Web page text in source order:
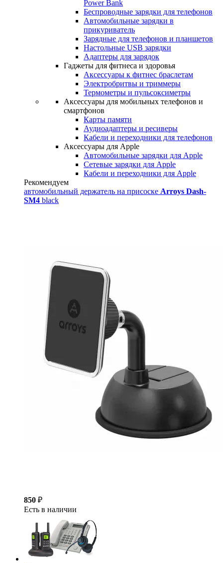
Power Bank
Беспроводные зарядки для телефонов
Автомобильные зарядки в
прикуриватель
Зарядные для телефонов и планшетов
Настольные USB зарядки
Адаптеры для зарядок
Гаджеты для фитнеса и здоровья
Аксессуары к фитнес браслетам
Электробритвы и триммеры
Термометры и пульсоксиметры
Аксессуары для мобильных телефонов и
смартфонов
Карты памяти
Аудиоадаптеры и ресиверы
Кабели и переходники для телефонов
Аксессуары для Apple
Автомобильные зарядки для Apple
Сетевые зарядки для Apple
Кабели и переходники для Apple
Рекомендуем
автомобильный держатель на присоске Arroys Dash-
SM4 black
850 ₽
Есть в наличии